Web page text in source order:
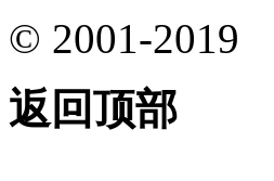
© 2001-2019
返回顶部